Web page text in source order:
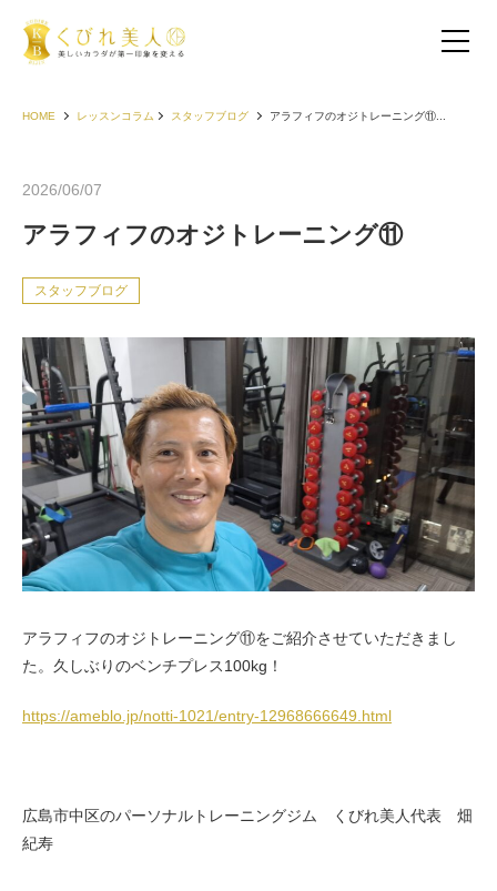
お客様の声（30代以下）
お客様の声（40代）
お客様の声（50代以上）
お客様の声（男性）
HOME レッスンコラム スタッフブログ アラフィフのオジトレーニング⑪...
2026/06/07
アラフィフのオジトレーニング⑪
スタッフブログ
アラフィフのオジトレーニング⑪をご紹介させていただきまし
た。久しぶりのベンチプレス100kg！
https://ameblo.jp/notti-1021/entry-12968666649.html
広島市中区のパーソナルトレーニングジム くびれ美人代表 畑
紀寿